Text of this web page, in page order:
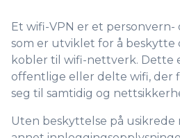
Et wifi-VPN er et
som er utviklet for å beskytte
kobler til wifi-nettverk. Dette
offentlige eller delte wifi, der
seg til samtidig og
Uten beskyttelse på